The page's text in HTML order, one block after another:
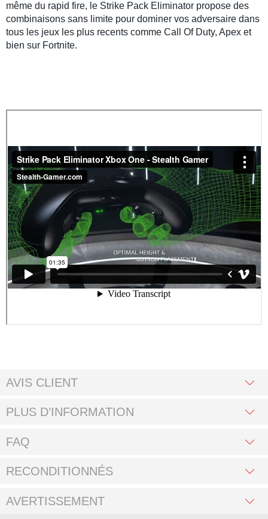
même du rapid fire, le Strike Pack Eliminator propose des
combinaisons sans limite pour dominer vos adversaire dans
tous les jeux les plus recents comme Call Of Duty, Apex et
bien sur Fortnite.
AVIS CLIENT
PLUS D’INFORMATION
FAQ
RECONDITIONNÉS
AVERTISSEMENT